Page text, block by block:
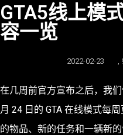
GTA5线上模
容一览
2022-02-23
在几周前官方宣布之后，我
月 24 日的 GTA 在线模式每
的物品、新的任务和一辆新